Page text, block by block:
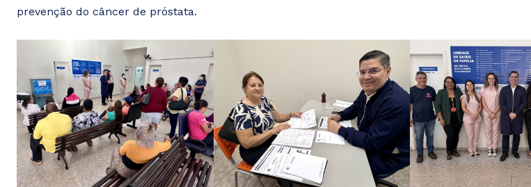
prevenção do câncer de próstata.